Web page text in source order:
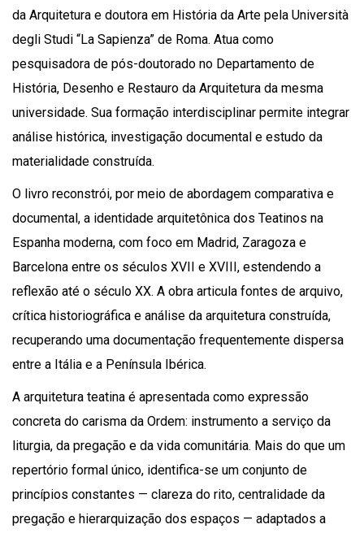
da Arquitetura e doutora em História da Arte pela Università
degli Studi “La Sapienza” de Roma. Atua como
pesquisadora de pós-doutorado no Departamento de
História, Desenho e Restauro da Arquitetura da mesma
universidade. Sua formação interdisciplinar permite integrar
análise histórica, investigação documental e estudo da
materialidade construída.
O livro reconstrói, por meio de abordagem comparativa e
documental, a identidade arquitetônica dos Teatinos na
Espanha moderna, com foco em Madrid, Zaragoza e
Barcelona entre os séculos XVII e XVIII, estendendo a
reflexão até o século XX. A obra articula fontes de arquivo,
crítica historiográfica e análise da arquitetura construída,
recuperando uma documentação frequentemente dispersa
entre a Itália e a Península Ibérica.
A arquitetura teatina é apresentada como expressão
concreta do carisma da Ordem: instrumento a serviço da
liturgia, da pregação e da vida comunitária. Mais do que um
repertório formal único, identifica-se um conjunto de
princípios constantes — clareza do rito, centralidade da
pregação e hierarquização dos espaços — adaptados a